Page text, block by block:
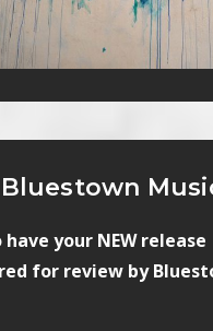
your NEW release
for review by